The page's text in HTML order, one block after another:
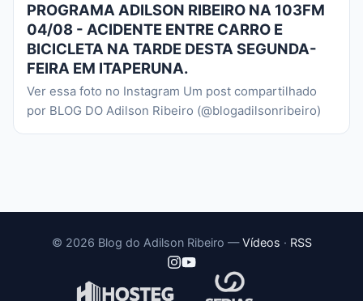
PROGRAMA ADILSON RIBEIRO NA 103FM
04/08 - ACIDENTE ENTRE CARRO E
BICICLETA NA TARDE DESTA SEGUNDA-
FEIRA EM ITAPERUNA.
Ver essa foto no Instagram Um post compartilhado
por BLOG DO Adilson Ribeiro (@blogadilsonribeiro)
© 2026 Blog do Adilson Ribeiro —Vídeos · RSS